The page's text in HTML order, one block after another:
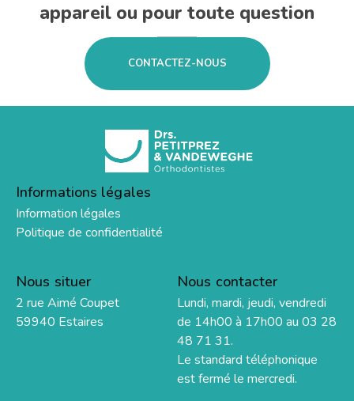
appareil ou pour toute question
CONTACTEZ-NOUS
Informations légales
Information légales
Politique de confidentialité
Nous situer
2 rue Aimé Coupet
59940 Estaires
Nous contacter
Lundi, mardi, jeudi, vendredi
de 14h00 à 17h00 au 03 28
48 71 31.
Le standard téléphonique
est fermé le mercredi.